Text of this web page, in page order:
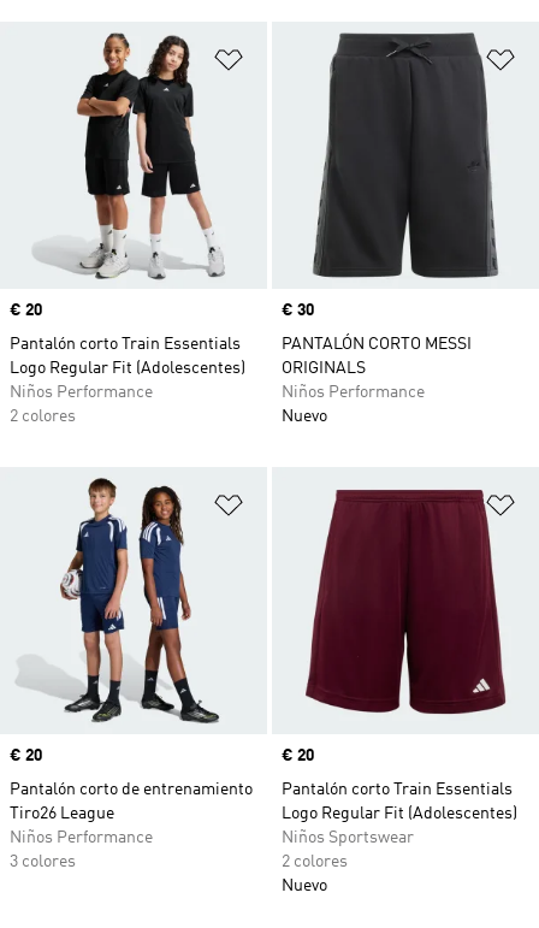
Añadir a la lista de deseos
Precio
€ 20
Pantalón corto Train Essentials
Logo Regular Fit (Adolescentes)
Niños Performance
2 colores
Precio
€ 30
PANTALÓN CORTO MESSI
ORIGINALS
Niños Performance
Nuevo
Añadir a la lista de deseos
Precio
€ 20
Pantalón corto de entrenamiento
Tiro26 League
Niños Performance
3 colores
Precio
€ 20
Pantalón corto Train Essentials
Logo Regular Fit (Adolescentes)
Niños Sportswear
2 colores
Nuevo